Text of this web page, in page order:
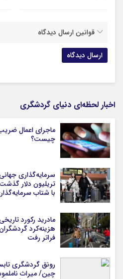
قوانین ارسال دیدگاه
اخبار لحظه‌ای دنیای گردشگری
چیست؟
سرمایه‌گذاری
با شتاب
مادرید رکورد
فراتر رفت
رونق گردشگری
چین/ میراث